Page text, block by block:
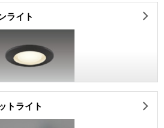
ライト
トライト